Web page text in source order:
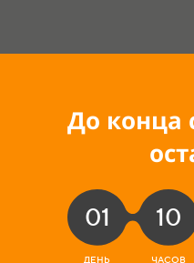
До конца
01 10
ДЕНЬ ЧАСОВ